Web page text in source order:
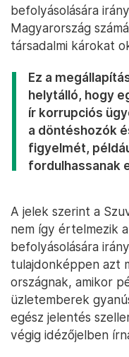
befolyásolására
Magyarország
társadalmi károkat
Ez a
helytálló, hogy
ír korrupciós
a döntéshozók
figyelmét,
fordulhassanak
A jelek szerint a
nem így értelmezik
befolyásolására
tulajdonképpen azt
országnak, amikor
üzletemberek
egész jelentés
végig idézőjelben